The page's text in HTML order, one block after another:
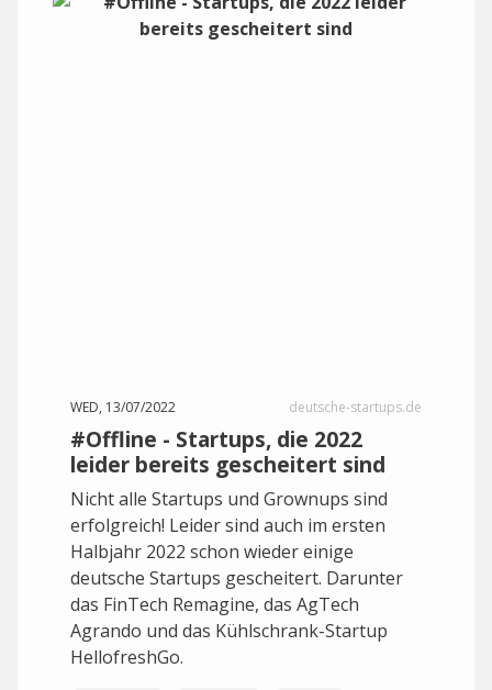
WED, 13/07/2022 deutsche-startups.de
#Offline - Startups, die 2022
leider bereits gescheitert sind
Nicht alle Startups und Grownups sind
erfolgreich! Leider sind auch im ersten
Halbjahr 2022 schon wieder einige
deutsche Startups gescheitert. Darunter
das FinTech Remagine, das AgTech
Agrando und das Kühlschrank-Startup
HellofreshGo.